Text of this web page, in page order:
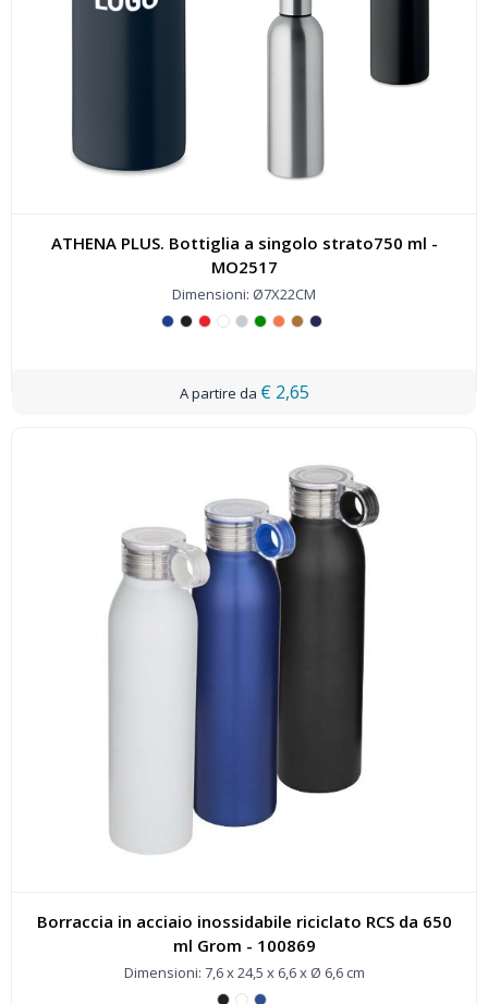
ATHENA PLUS. Bottiglia a singolo strato750 ml -
MO2517
Dimensioni: Ø7X22CM
€ 2,65
Borraccia in acciaio inossidabile riciclato RCS da 650
ml Grom - 100869
Dimensioni: 7,6 x 24,5 x 6,6 x Ø 6,6 cm